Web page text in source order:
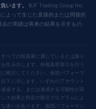
います。
BJF Trading Group Inc.
よって生じた直接的または間接的
の実績は将来の結果を示すもの
べての投資家に適しているとは限り
生み出します。外国為替取引を行う
検討してください。仮想パフォーマ
下に示します。いずれのアカウント
成する、または達成する可能性が高
ス結果と特定の取引プログラムによ
違いがあります。仮想パフォーマン